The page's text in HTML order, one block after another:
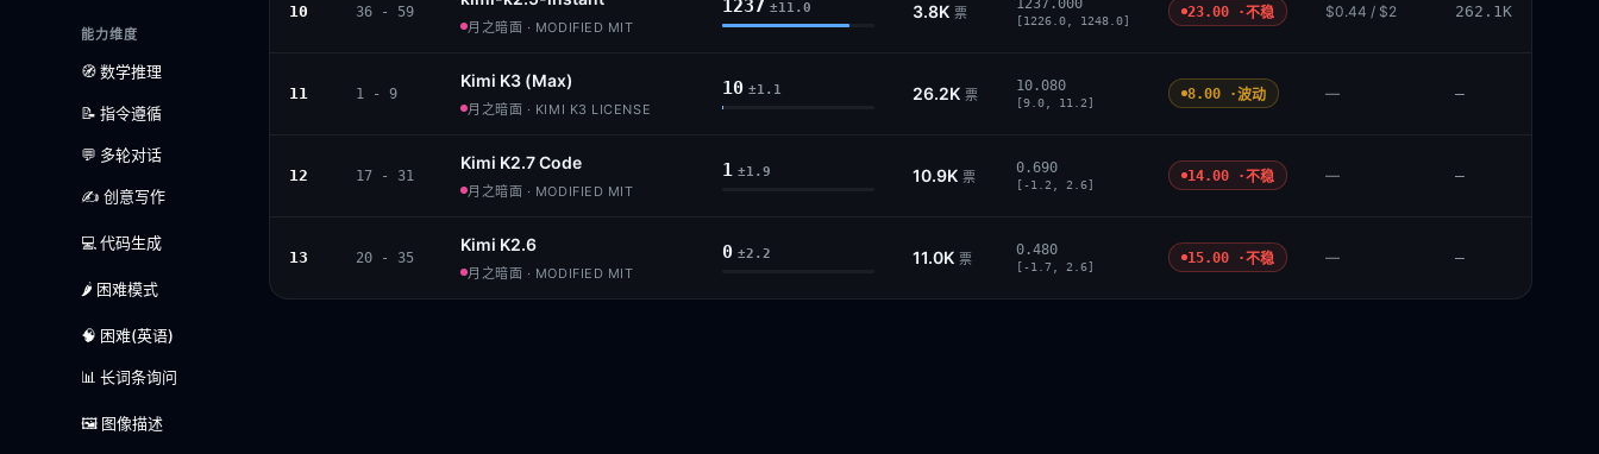
能力维度
🧭 数学推理
📝 指令遵循
💬 多轮对话
✍️ 创意写作
💻 代码生成
🌶️ 困难模式
🧠 困难(英语)
📊 长词条询问
🖼️ 图像描述
10 36 - 59
月之暗面 · MODIFIED MIT
1237 ±11.0 3.8K 票
1237.000
[1226.0, 1248.0]
23.00 ·不稳 $0.44 / $2 262.1K
11 1 - 9
Kimi K3 (Max)
月之暗面 · KIMI K3 LICENSE
10 ±1.1 26.2K 票
10.080
[9.0, 11.2]
8.00 ·波动 — —
12 17 - 31
Kimi K2.7 Code
月之暗面 · MODIFIED MIT
1 ±1.9 10.9K 票
0.690
[-1.2, 2.6]
14.00 ·不稳 — —
13 20 - 35
Kimi K2.6
月之暗面 · MODIFIED MIT
0 ±2.2 11.0K 票
0.480
[-1.7, 2.6]
15.00 ·不稳 — —